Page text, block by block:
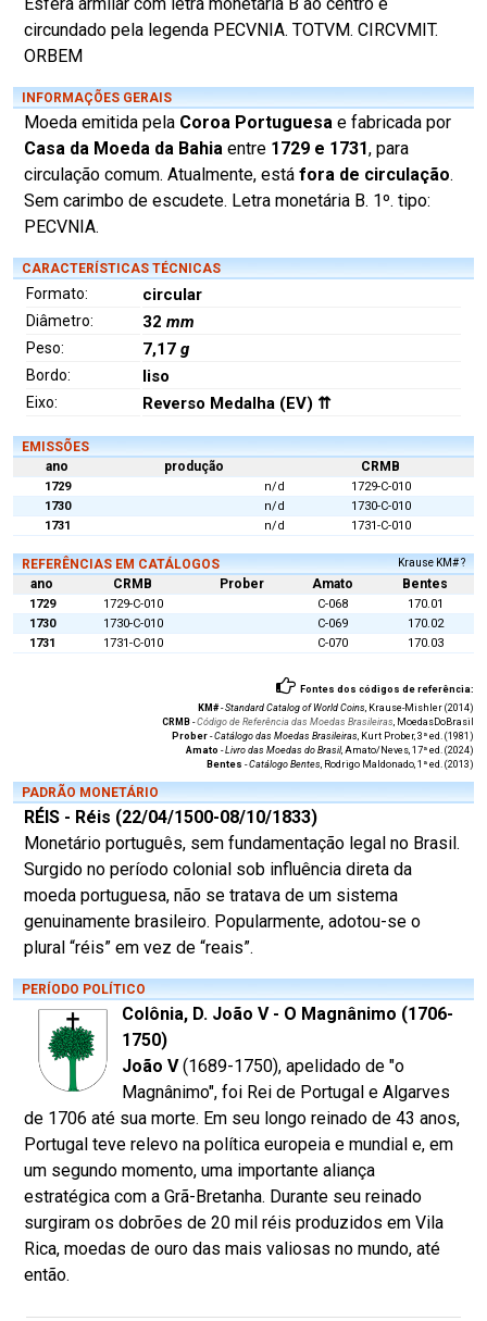
circundado pela legenda PECVNIA. TOTVM. CIRCVMIT.
ORBEM
INFORMAÇÕES GERAIS
Moeda emitida pela Coroa Portuguesa e fabricada por
Casa da Moeda da Bahia entre 1729 e 1731, para
circulação comum. Atualmente, está fora de circulação.
Sem carimbo de escudete. Letra monetária B. 1º. tipo:
PECVNIA.
CARACTERÍSTICAS TÉCNICAS
Formato: circular
Diâmetro: 32 mm
Peso: 7,17 g
Bordo: liso
Eixo: Reverso Medalha (EV) ⇈
EMISSÕES
ano
produção CRMB
1729 n/d
1729-C-010
1730
n/d
1730-C-010
1731
n/d 1731-C-010
REFERÊNCIAS EM CATÁLOGOS Krause KM# ?
ano CRMB Prober Amato Bentes
1729 1729-C-010 C-068
170.01
1730
1730-C-010 C-069
170.02
1731
1731-C-010 C-070 170.03
Fontes dos códigos de referência:
KM#-Standard Catalog of World Coins , Krause-Mishler (2014)
CRMB -Código de Referência das Moedas Brasileiras , MoedasDoBrasil
Prober -Catálogo das Moedas Brasileiras , Kurt Prober, 3ª ed. (1981)
Amato -Livro das Moedas do Brasil , Amato/Neves, 17ª ed. (2024)
Bentes -Catálogo Bentes , Rodrigo Maldonado, 1ª ed. (2013)
PADRÃO MONETÁRIO
RÉIS - Réis (22/04/1500-08/10/1833)
Monetário português, sem fundamentação legal no Brasil.
Surgido no período colonial sob influência direta da
moeda portuguesa, não se tratava de um sistema
genuinamente brasileiro. Popularmente, adotou-se o
plural “réis” em vez de “reais”.
PERÍODO POLÍTICO
Colônia, D. João V - O Magnânimo (1706-
1750)
João V(1689-1750), apelidado de "o
Magnânimo", foi Rei de Portugal e Algarves
de 1706 até sua morte. Em seu longo reinado de 43 anos,
Portugal teve relevo na política europeia e mundial e, em
um segundo momento, uma importante aliança
estratégica com a Grã-Bretanha. Durante seu reinado
surgiram os dobrões de 20 mil réis produzidos em Vila
Rica, moedas de ouro das mais valiosas no mundo, até
então.